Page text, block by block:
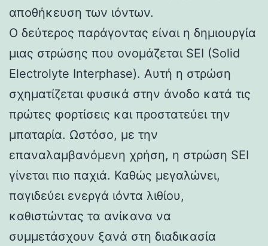
αποθήκευση των ιόντων.
Ο δεύτερος παράγοντας είναι η δημιουργία
μιας στρώσης που ονομάζεται SEI (Solid
Electrolyte Interphase). Αυτή η στρώση
σχηματίζεται φυσικά στην άνοδο κατά τις
πρώτες φορτίσεις και προστατεύει την
μπαταρία. Ωστόσο, με την
επαναλαμβανόμενη χρήση, η στρώση SEI
γίνεται πιο παχιά. Καθώς μεγαλώνει,
παγιδεύει ενεργά ιόντα λιθίου,
καθιστώντας τα ανίκανα να
συμμετάσχουν ξανά στη διαδικασία